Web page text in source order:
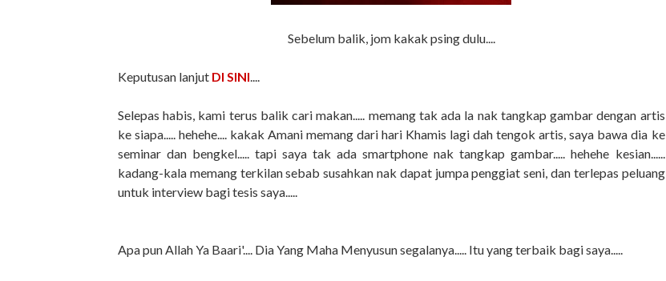
Sebelum balik, jom kakak psing dulu....
Keputusan lanjut DI SINI....
Selepas habis, kami terus balik cari makan..... memang tak ada la nak tangkap gambar dengan artis
ke siapa..... hehehe.... kakak Amani memang dari hari Khamis lagi dah tengok artis, saya bawa dia ke
seminar dan bengkel..... tapi saya tak ada smartphone nak tangkap gambar..... hehehe kesian......
kadang-kala memang terkilan sebab susahkan nak dapat jumpa penggiat seni, dan terlepas peluang
untuk interview bagi tesis saya.....
Apa pun Allah Ya Baari'.... Dia Yang Maha Menyusun segalanya..... Itu yang terbaik bagi saya.....